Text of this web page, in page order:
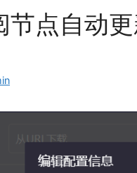
节点自动